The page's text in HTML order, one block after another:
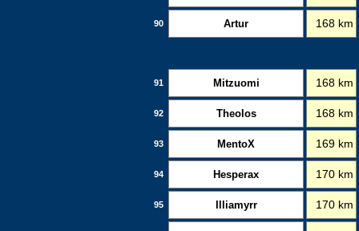
90 Artur 168 km
91 Mitzuomi 168 km
92 Theolos 168 km
93 MentoX 169 km
94 Hesperax 170 km
95 Illiamyrr 170 km